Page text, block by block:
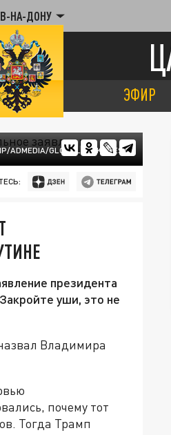
НА-ДОНУ
ЭФИР
ADMEDIA/GLOBALLOOKPRESS
президента
уши, это не
Владимира
почему тот
Тогда Трамп